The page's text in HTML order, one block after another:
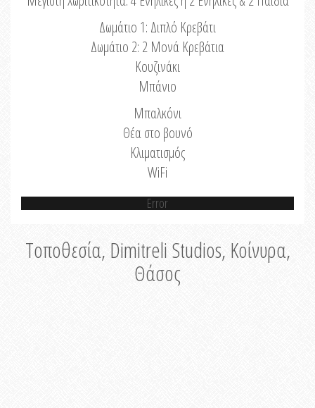
Δωμάτιο 1: Διπλό Κρεβάτι
Δωμάτιο 2: 2 Μονά Κρεβάτια
Κουζινάκι
Μπάνιο
Μπαλκόνι
Θέα στο βουνό
Κλιματισμός
WiFi
Error
Τοποθεσία, Dimitreli Studios, Κοίνυρα,
Θάσος